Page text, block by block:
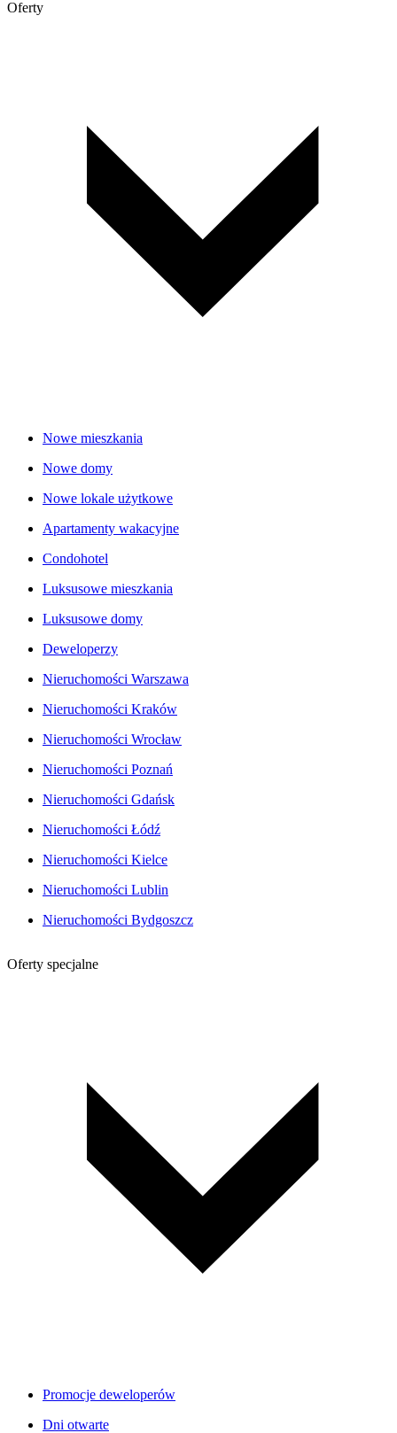
Oferty
Nowe mieszkania
Nowe domy
Nowe lokale użytkowe
Apartamenty wakacyjne
Condohotel
Luksusowe mieszkania
Luksusowe domy
Deweloperzy
Nieruchomości Warszawa
Nieruchomości Kraków
Nieruchomości Wrocław
Nieruchomości Poznań
Nieruchomości Gdańsk
Nieruchomości Łódź
Nieruchomości Kielce
Nieruchomości Lublin
Nieruchomości Bydgoszcz
Oferty specjalne
Promocje deweloperów
Dni otwarte